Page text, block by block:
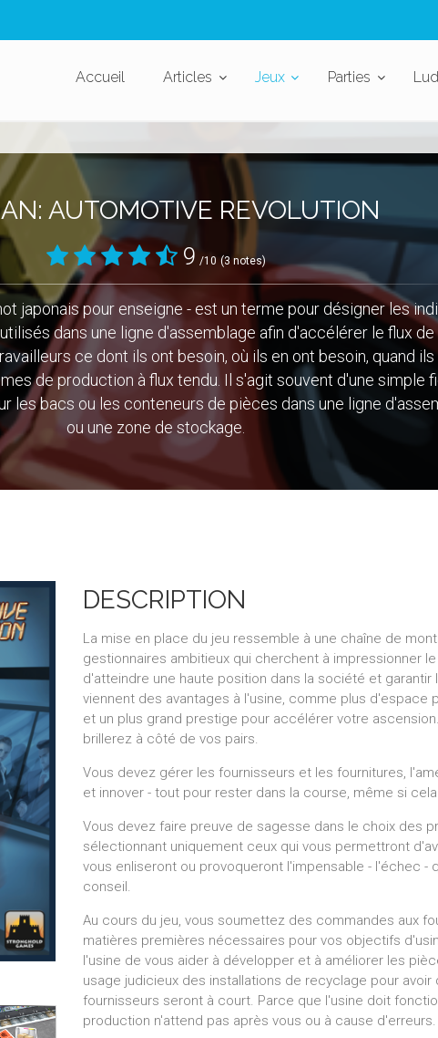
Accueil Articles Jeux Parties
AUTOMOTIVE REVOLUTION
9 /10 (3 notes)
japonais pour enseigne - est un terme pour désigner les
dans une ligne d'assemblage afin d'accélérer le flux de
ce dont ils ont besoin, où ils en ont besoin, quand
de production à flux tendu. Il s'agit souvent d'une simple
les bacs ou les conteneurs de pièces dans une ligne
ou une zone de stockage.
DESCRIPTION
La mise en place du jeu ressemble à une chaîne de
gestionnaires ambitieux qui cherchent à impressionner
d'atteindre une haute position dans la société et
viennent des avantages à l'usine, comme plus d'espace
et un plus grand prestige pour accélérer votre
brillerez à côté de vos pairs.
Vous devez gérer les fournisseurs et les fournitures,
et innover - tout pour rester dans la course, même si
Vous devez faire preuve de sagesse dans le choix des
sélectionnant uniquement ceux qui vous permettront
vous enliseront ou provoqueront l'impensable - l'échec -
conseil.
Au cours du jeu, vous soumettez des commandes aux
matières premières nécessaires pour vos objectifs
l'usine de vous aider à développer et à améliorer les
usage judicieux des installations de recyclage pour
fournisseurs seront à court. Parce que l'usine doit
production n'attend pas après vous ou à cause d'erreurs.